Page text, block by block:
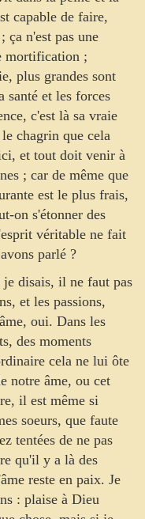
capable de faire,
n'est pas une
mortification ;
plus grandes sont
santé et les forces
c'est là sa vraie
chagrin que cela
et tout doit venir à
; car de même que
est le plus frais,
on s'étonner des
véritable ne fait
parlé ?
je disais, il ne faut pas
et les passions,
oui. Dans les
des moments
cela ne lui ôte
notre âme, ou cet
il est même si
soeurs, que faute
tentées de ne pas
qu'il y a là des
reste en paix. Je
: plaise à Dieu